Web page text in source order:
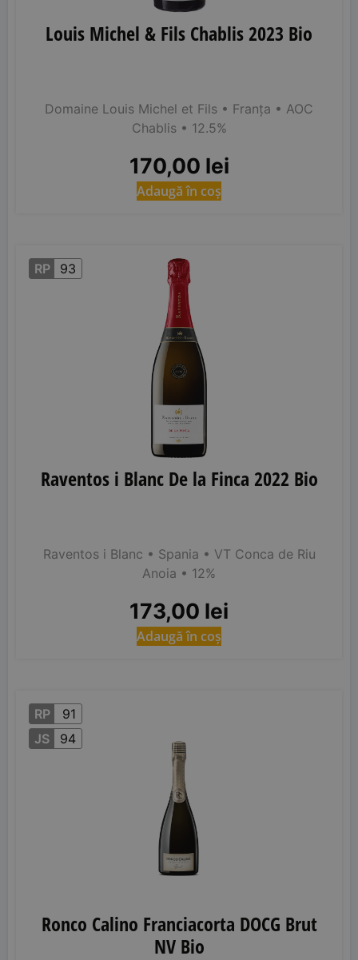
Louis Michel & Fils Chablis 2023 Bio
Domaine Louis Michel et Fils • Franța • AOC
Chablis• 12.5%
170,00 lei
Adaugă în coș
RP 93
Raventos i Blanc De la Finca 2022 Bio
Raventos i Blanc • Spania • VT Conca de Riu
Anoia • 12%
173,00 lei
Adaugă în coș
RP
91
JS
94
Ronco Calino Franciacorta DOCG Brut
NV Bio